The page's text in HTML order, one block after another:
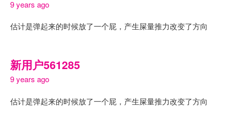
9 years ago
估计是弹起来的时候放了一个屁，产生屎量推力改变了方向
新用户561285
9 years ago
估计是弹起来的时候放了一个屁，产生屎量推力改变了方向